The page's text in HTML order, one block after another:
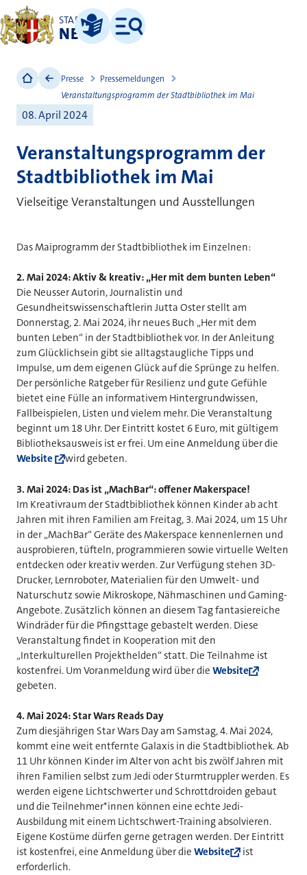
STADT
NEUSS
Leichte Sprache
Menü
Presse
Pressemeldungen
Veranstaltungsprogramm der Stadtbibliothek im Mai
08. April 2024
Veranstaltungsprogramm der
Stadtbibliothek im Mai
Vielseitige Veranstaltungen und Ausstellungen
Das Maiprogramm der Stadtbibliothek im Einzelnen:
2. Mai 2024: Aktiv & kreativ: „Her mit dem bunten Leben“
Die Neusser Autorin, Journalistin und
Gesundheitswissenschaftlerin Jutta Oster stellt am
Donnerstag, 2. Mai 2024, ihr neues Buch „Her mit dem
bunten Leben“ in der Stadtbibliothek vor. In der Anleitung
zum Glücklichsein gibt sie alltagstaugliche Tipps und
Impulse, um dem eigenen Glück auf die Sprünge zu helfen.
Der persönliche Ratgeber für Resilienz und gute Gefühle
bietet eine Fülle an informativem Hintergrundwissen,
Fallbeispielen, Listen und vielem mehr. Die Veranstaltung
beginnt um 18 Uhr. Der Eintritt kostet 6 Euro, mit gültigem
Bibliotheksausweis ist er frei. Um eine Anmeldung über die
Website
wird gebeten.
3. Mai 2024: Das ist „MachBar“: offener Makerspace!
Im Kreativraum der Stadtbibliothek können Kinder ab acht
Jahren mit ihren Familien am Freitag, 3. Mai 2024, um 15 Uhr
in der „MachBar“ Geräte des Makerspace kennenlernen und
ausprobieren, tüfteln, programmieren sowie virtuelle Welten
entdecken oder kreativ werden. Zur Verfügung stehen 3D-
Drucker, Lernroboter, Materialien für den Umwelt- und
Naturschutz sowie Mikroskope, Nähmaschinen und Gaming-
Angebote. Zusätzlich können an diesem Tag fantasiereiche
Windräder für die Pfingsttage gebastelt werden. Diese
Veranstaltung findet in Kooperation mit den
„Interkulturellen Projekthelden“ statt. Die Teilnahme ist
kostenfrei. Um Voranmeldung wird über die Website
gebeten.
4. Mai 2024: Star Wars Reads Day
Zum diesjährigen Star Wars Day am Samstag, 4. Mai 2024,
kommt eine weit entfernte Galaxis in die Stadtbibliothek. Ab
11 Uhr können Kinder im Alter von acht bis zwölf Jahren mit
ihren Familien selbst zum Jedi oder Sturmtruppler werden. Es
werden eigene Lichtschwerter und Schrottdroiden gebaut
und die Teilnehmer*innen können eine echte Jedi-
Ausbildung mit einem Lichtschwert-Training absolvieren.
Eigene Kostüme dürfen gerne getragen werden. Der Eintritt
ist kostenfrei, eine Anmeldung über die Website
ist
erforderlich.